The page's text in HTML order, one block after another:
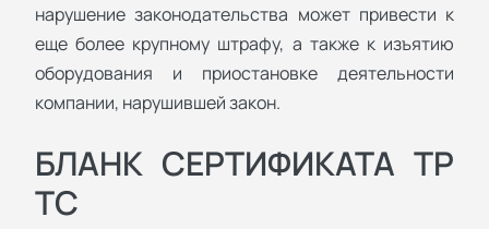
нарушение законодательства может привести к
еще более крупному штрафу, а также к изъятию
оборудования и приостановке деятельности
компании, нарушившей закон.
БЛАНК СЕРТИФИКАТА ТР
ТС